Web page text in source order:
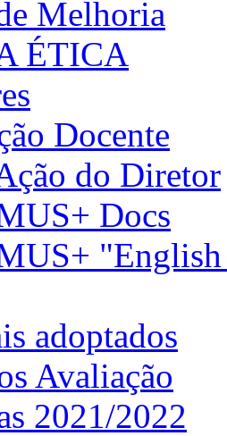
Melhoria
ÉTICA
Docente
do Diretor
Docs
adoptados
Avaliação
2021/2022